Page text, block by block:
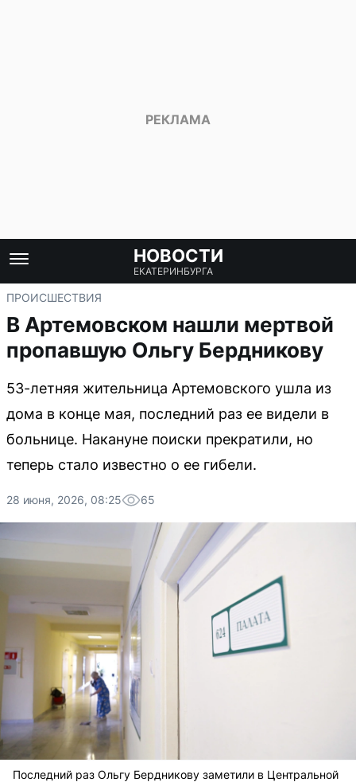
НОВОСТИ
ЕКАТЕРИНБУРГА
ПРОИСШЕСТВИЯ
В Артемовском нашли мертвой
пропавшую Ольгу Бердникову
53-летняя жительница Артемовского ушла из
дома в конце мая, последний раз ее видели в
больнице. Накануне поиски прекратили, но
теперь стало известно о ее гибели.
28 июня, 2026, 08:25 65
Последний раз Ольгу Бердникову заметили в Центральной